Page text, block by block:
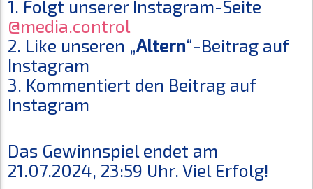
1. Folgt unserer Instagram-Seite
@media.control
2. Like unseren „Altern“-Beitrag auf
Instagram
3. Kommentiert den Beitrag auf
Instagram
Das Gewinnspiel endet am
21.07.2024, 23:59 Uhr. Viel Erfolg!